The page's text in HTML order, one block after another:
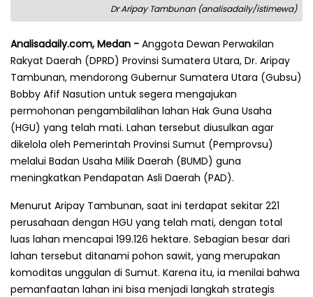
Dr Aripay Tambunan (analisadaily/istimewa)
Analisadaily.com, Medan - Anggota Dewan Perwakilan
Rakyat Daerah (DPRD) Provinsi Sumatera Utara, Dr. Aripay
Tambunan, mendorong Gubernur Sumatera Utara (Gubsu)
Bobby Afif Nasution untuk segera mengajukan
permohonan pengambilalihan lahan Hak Guna Usaha
(HGU) yang telah mati. Lahan tersebut diusulkan agar
dikelola oleh Pemerintah Provinsi Sumut (Pemprovsu)
melalui Badan Usaha Milik Daerah (BUMD) guna
meningkatkan Pendapatan Asli Daerah (PAD).
Menurut Aripay Tambunan, saat ini terdapat sekitar 221
perusahaan dengan HGU yang telah mati, dengan total
luas lahan mencapai 199.126 hektare. Sebagian besar dari
lahan tersebut ditanami pohon sawit, yang merupakan
komoditas unggulan di Sumut. Karena itu, ia menilai bahwa
pemanfaatan lahan ini bisa menjadi langkah strategis